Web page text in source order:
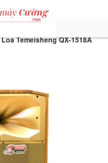
Loa Temeisheng QX-1518A